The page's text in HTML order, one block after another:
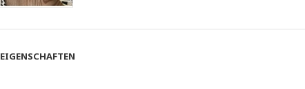
EIGENSCHAFTEN